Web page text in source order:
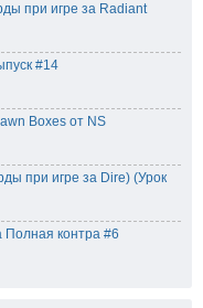
при игре за Radiant
#14
Boxes от NS
при игре за Dire) (Урок
Полная контра #6